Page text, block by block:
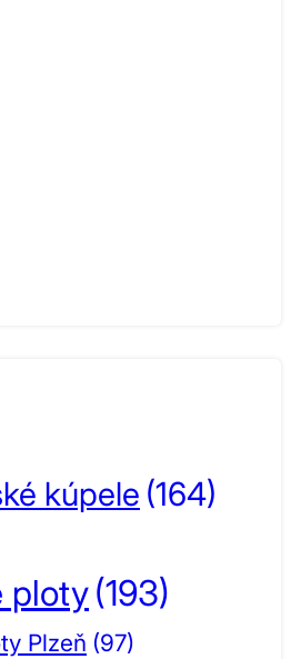
kúpele (164)
ploty(193)
Plzeň (97)